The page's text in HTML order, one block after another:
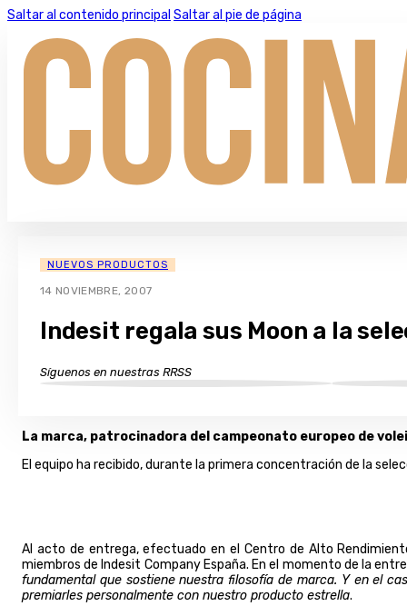
Saltar al contenido principal Saltar al pie de página
NUEVOS PRODUCTOS
14 NOVIEMBRE, 2007
Indesit regala sus Moon a la
Síguenos en nuestras RRSS
La marca, patrocinadora del campeonato europeo de
El equipo ha recibido, durante la primera concentración de la
Al acto de entrega, efectuado en el Centro de Alto
miembros de Indesit Company España. En el momento de la
fundamental que sostiene nuestra filosofía de marca. Y en el
premiarles personalmente con nuestro producto estrella.